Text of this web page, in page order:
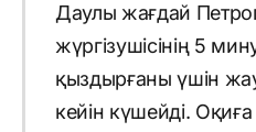
Даулы жағдай
жүргізушісінің 5
қыздырғаны үшін
кейін күшейді.